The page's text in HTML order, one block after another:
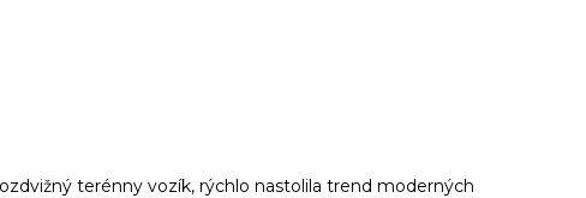
terénny vozík, rýchlo nastolila trend moderných